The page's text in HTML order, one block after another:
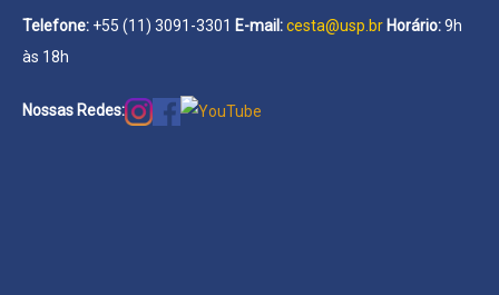
Telefone: +55 (11) 3091-3301 E-mail:cesta@usp.br Horário:9h
às 18h
Nossas Redes: